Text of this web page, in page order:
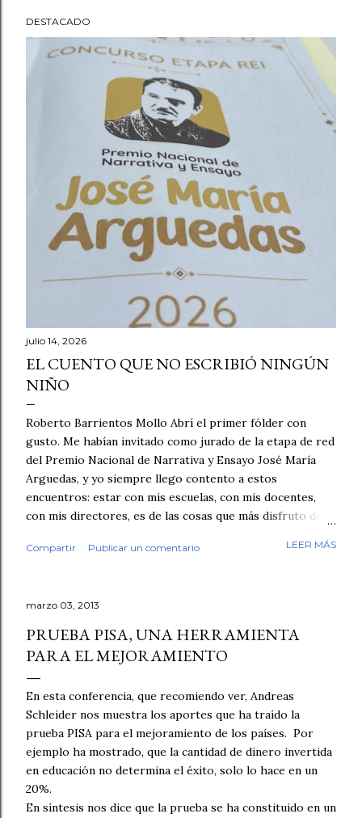
DESTACADO
julio 14, 2026
EL CUENTO QUE NO ESCRIBIÓ NINGÚN
NIÑO
Roberto Barrientos Mollo Abrí el primer fólder con
gusto. Me habían invitado como jurado de la etapa de red
del Premio Nacional de Narrativa y Ensayo José María
Arguedas, y yo siempre llego contento a estos
encuentros: estar con mis escuelas, con mis docentes,
con mis directores, es de las cosas que más disfruto de
mi trabajo. Antes de empezar la revisión hubo café,
saludos, conversación. Luego, los fólderes. Leí el primer
el tipo de redacción, esa tersura sin fisuras que uno
reconoce cuando ha leído miles de textos escolares.
Seguí revisando. Cuentos y fábulas de primaria, cuentos y
ensayos de secundaria. Luego contrasté mis sospechas
con varias herramientas de inteligencia artificial. El
diagnóstico se repetía: demasiado sintético, demasiado
perfecto. Y aquí quiero ser honesto: ningún detector es
infalible, y no pondría las manos al fuego por cada caso
individual. Pe...
Compartir Publicar un comentario LEER MÁS
marzo 03, 2013
PRUEBA PISA, UNA HERRAMIENTA
PARA EL MEJORAMIENTO
En esta conferencia, que recomiendo ver, Andreas
Schleider nos muestra los aportes que ha traído la
prueba PISA para el mejoramiento de los países. Por
ejemplo ha mostrado, que la cantidad de dinero invertida
en educación no determina el éxito, solo lo hace en un
20%.
En síntesis nos dice que la prueba se ha constituido en un